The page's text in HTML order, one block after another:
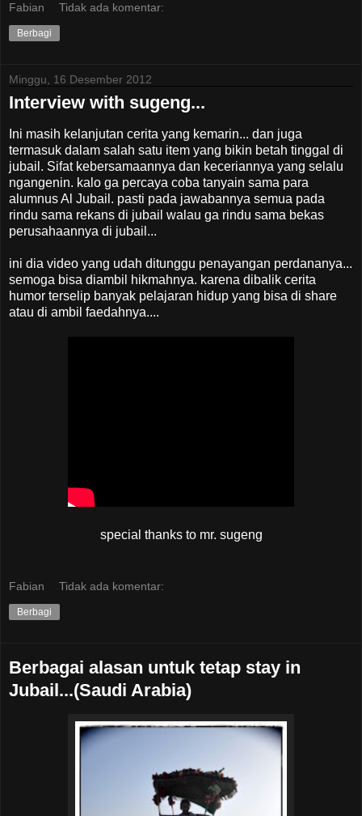
Fabian Tidak ada komentar:
Berbagi
Minggu, 16 Desember 2012
Interview with sugeng...
Ini masih kelanjutan cerita yang kemarin... dan juga
termasuk dalam salah satu item yang bikin betah tinggal di
jubail. Sifat kebersamaannya dan keceriannya yang selalu
ngangenin. kalo ga percaya coba tanyain sama para
alumnus Al Jubail. pasti pada jawabannya semua pada
rindu sama rekans di jubail walau ga rindu sama bekas
perusahaannya di jubail...
ini dia video yang udah ditunggu penayangan perdananya...
semoga bisa diambil hikmahnya. karena dibalik cerita
humor terselip banyak pelajaran hidup yang bisa di share
atau di ambil faedahnya....
special thanks to mr. sugeng
Fabian Tidak ada komentar:
Berbagi
Berbagai alasan untuk tetap stay in
Jubail...(Saudi Arabia)